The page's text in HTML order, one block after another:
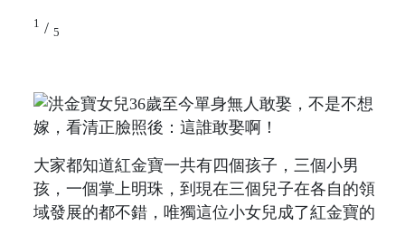
1 / 5
大家都知道紅金寶一共有四個孩子，三個小男
孩，一個掌上明珠，到現在三個兒子在各自的領
域發展的都不錯，唯獨這位小女兒成了紅金寶的